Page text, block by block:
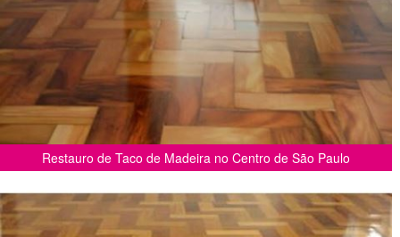
Restauro de Taco de Madeira no Centro de São Paulo